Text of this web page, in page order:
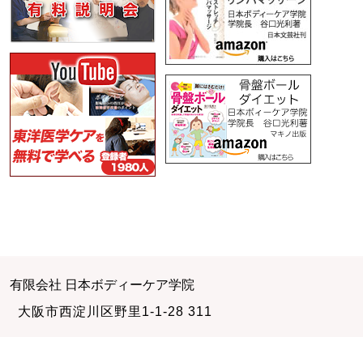
有限会社 日本ボディーケア学院
大阪市西淀川区野里1-1-28 311